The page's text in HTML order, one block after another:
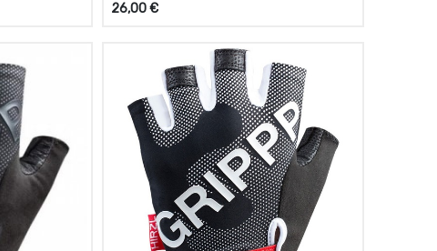
26,00€